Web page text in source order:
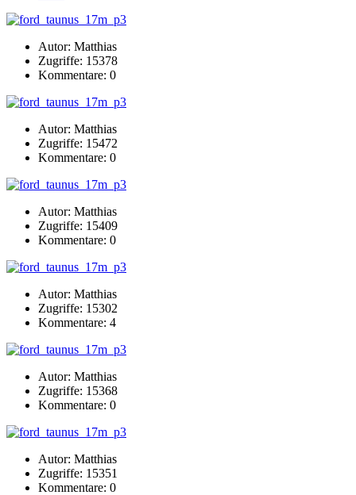
Autor: Matthias
Zugriffe: 15378
Kommentare: 0
Autor: Matthias
Zugriffe: 15472
Kommentare: 0
Autor: Matthias
Zugriffe: 15409
Kommentare: 0
Autor: Matthias
Zugriffe: 15302
Kommentare: 4
Autor: Matthias
Zugriffe: 15368
Kommentare: 0
Autor: Matthias
Zugriffe: 15351
Kommentare: 0